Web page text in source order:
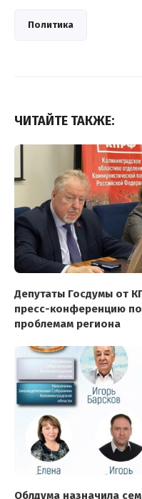
Политика
ЧИТАЙТЕ ТАКЖЕ:
Депутаты Госдумы от
пресс-конференцию
проблемам региона
Облдума назначила